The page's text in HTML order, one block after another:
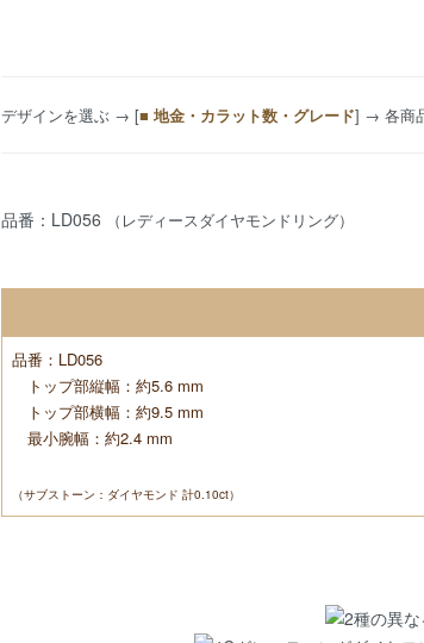
デザインを選ぶ → [■ 地金・カラット数・グレード] → 各商
品番：LD056 （レディースダイヤモンドリング）
品番：LD056
トップ部縦幅：約5.6 mm
トップ部横幅：約9.5 mm
最小腕幅：約2.4 mm
（サブストーン：ダイヤモンド 計0.10ct）